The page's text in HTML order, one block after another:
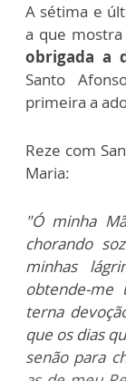
A sétima e
a que mostra
obrigada a
Santo
primeira a
Reze com
Maria:
"Ó minha
chorando
minhas
obtende-
terna
que os dias
senão para